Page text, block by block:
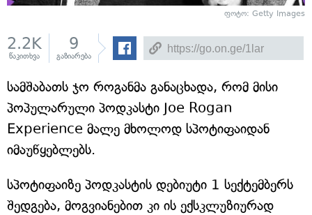
ფოტო: Getty Images
2.2K
წაკითხვა
9
გაზიარება
სამშაბათს ჯო როგანმა განაცხადა, რომ მისი
პოპულარული პოდკასტი Joe Rogan
Experience მალე მხოლოდ სპოტიფაიდან
იმაუწყებლებს.
სპოტიფაიზე პოდკასტის დებიუტი 1 სექტემბერს
შედგება, მოგვიანებით კი ის ექსკლუზიურად